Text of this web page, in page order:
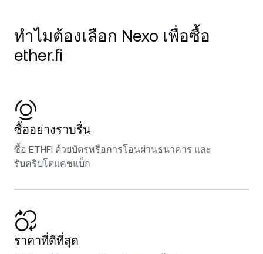
ทำไมต้องเลือก Nexo เพื่อซื้อ
ether.fi
ซื้ออย่างราบรื่น
ซื้อ ETHFI ด้วยบัตรหรือการโอนผ่านธนาคาร และ
รับคริปโตแคชแบ็ก
ราคาที่ดีที่สุด